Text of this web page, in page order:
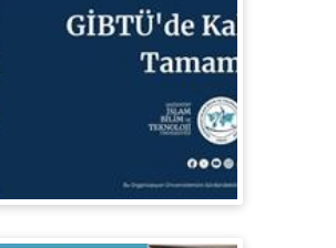
Personeline ISO 9001 Eğitimleri